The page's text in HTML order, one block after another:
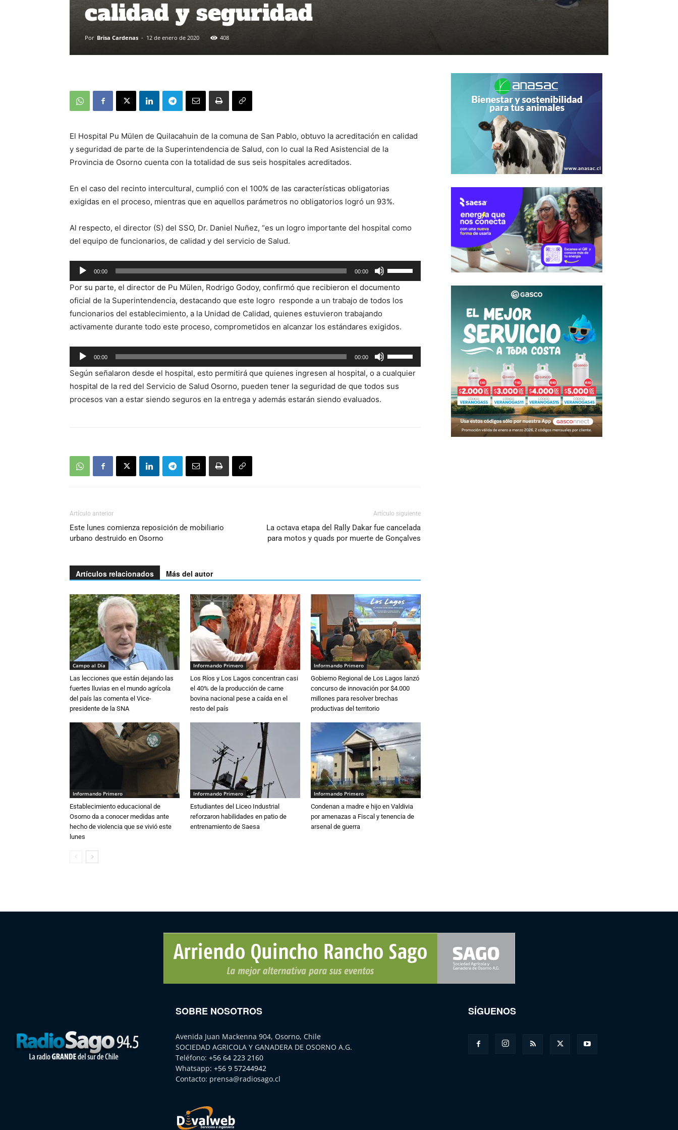
calidad y seguridad
Por Brisa Cardenas - 12 de enero de 2020 408
El Hospital Pu Mülen de Quilacahuin de la comuna de San Pablo, obtuvo la acreditación en calidad
y seguridad de parte de la Superintendencia de Salud, con lo cual la Red Asistencial de la
Provincia de Osorno cuenta con la totalidad de sus seis hospitales acreditados.
En el caso del recinto intercultural, cumplió con el 100% de las características obligatorias
exigidas en el proceso, mientras que en aquellos parámetros no obligatorios logró un 93%.
Al respecto, el director (S) del SSO, Dr. Daniel Nuñez, “es un logro importante del hospital como
del equipo de funcionarios, de calidad y del servicio de Salud.
Reproductor
de
audio
00:00 00:00
las
teclas
de
arriba/abajo
para
aumentar
o
disminuir
Por su parte, el director de Pu Mülen, Rodrigo Godoy, confirmó que recibieron el documento
oficial de la Superintendencia, destacando que este logro responde a un trabajo de todos los
funcionarios del establecimiento, a la Unidad de Calidad, quienes estuvieron trabajando
activamente durante todo este proceso, comprometidos en alcanzar los estándares exigidos.
Reproductor
de
audio
00:00 00:00
las
teclas
de
Según señalaron desde el hospital, esto permitirá que quienes ingresen al hospital, o a cualquier
hospital de la red del Servicio de Salud Osorno, pueden tener la seguridad de que todos sus
procesos van a estar siendo seguros en la entrega y además estarán siendo evaluados.
Artículo anterior
Este lunes comienza reposición de mobiliario
urbano destruido en Osorno
Artículo siguiente
La octava etapa del Rally Dakar fue cancelada
para motos y quads por muerte de Gonçalves
Artículos relacionados Más del autor
Campo al Día
Las lecciones que están dejando las
fuertes lluvias en el mundo agrícola
del país las comenta el Vice-
presidente de la SNA
Informando Primero
Los Ríos y Los Lagos concentran casi
el 40% de la producción de carne
bovina nacional pese a caída en el
resto del país
Informando Primero
Gobierno Regional de Los Lagos lanzó
concurso de innovación por $4.000
millones para resolver brechas
productivas del territorio
Informando Primero
Establecimiento educacional de
Osorno da a conocer medidas ante
hecho de violencia que se vivió este
lunes
Informando Primero
Estudiantes del Liceo Industrial
reforzaron habilidades en patio de
entrenamiento de Saesa
Informando Primero
Condenan a madre e hijo en Valdivia
por amenazas a Fiscal y tenencia de
arsenal de guerra
SOBRE NOSOTROS
Avenida Juan Mackenna 904, Osorno, Chile
SOCIEDAD AGRICOLA Y GANADERA DE OSORNO A.G.
Teléfono: +56 64 223 2160
Whatsapp: +56 9 57244942
Contacto: prensa@radiosago.cl
SÍGUENOS